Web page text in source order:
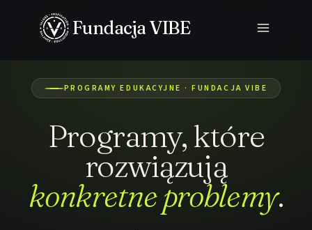
Fundacja VIBE 01 / 07
PROGRAMY EDUKACYJNE · FUNDACJA VIBE
Programy, które
rozwiązują
konkretne problemy.